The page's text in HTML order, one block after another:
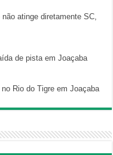
atinge diretamente SC,
de pista em Joaçaba
Rio do Tigre em Joaçaba